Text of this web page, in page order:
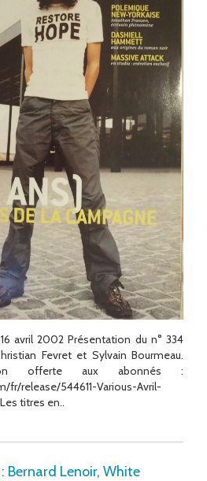
avril 2002 Présentation du n° 334
Fevret et Sylvain Bourmeau.
offerte aux abonnés :
fr/release/544611-Various-Avril-
titres en..
Bernard Lenoir, White